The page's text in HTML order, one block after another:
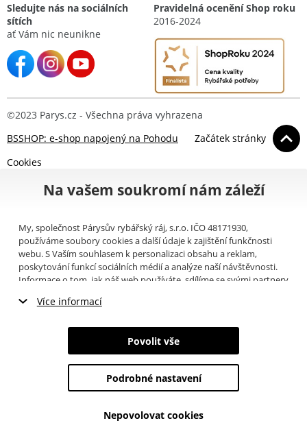
Sledujte nás na sociálních
sítích
ať Vám nic neunikne
Pravidelná ocenění Shop roku
2016-2024
©2023 Parys.cz - Všechna práva vyhrazena
BSSHOP: e-shop napojený na Pohodu
Začátek stránky
Cookies
Na vašem soukromí nám záleží
My, společnost Párysův rybářský ráj, s.r.o. IČO 48171930,
používáme soubory cookies a další údaje k zajištění funkčnosti
webu. S Vaším souhlasem k personalizaci obsahu a reklam,
poskytování funkcí sociálních médií a analýze naší návštěvnosti.
Informace o tom, jak náš web používáte, sdílíme se svými partnery
můžete přečíst, jak tyto informace Google používá. Partneři tyto
poskytli nebo které získali v důsledku toho, že používáte jejich
služby. Tyto údaje zahrnují cookies, data z dalších úložišť, IP
adresu a další informace spojené s prohlížením webu. Svůj souhlas
Více informací
Nezbytné cookies
Marketingové cookies
Analytické cookies
Údaje o uživatelích
Povolit vše
Podrobné nastavení
Nepovolovat cookies